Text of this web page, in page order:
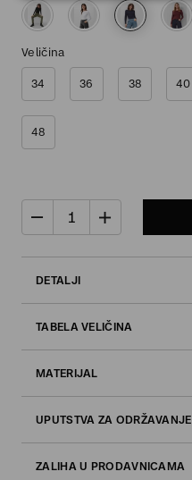
Veličina
34 36 38 40
48
DETALJI
TABELA VELIČINA
MATERIJAL
UPUTSTVA ZA ODRŽAVANJE
ZALIHA U PRODAVNICAMA